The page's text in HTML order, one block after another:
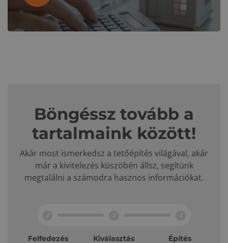
Böngéssz tovább a
tartalmaink között!
Akár most ismerkedsz a tetőépítés világával, akár
már a kivitelezés küszöbén állsz, segítünk
megtalálni a számodra hasznos információkat.
Felfedezés Kiválasztás Építés